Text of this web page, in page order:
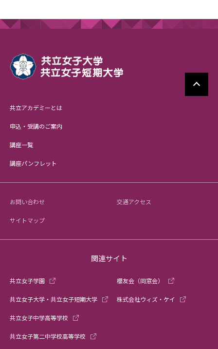
共立アカデミーとは
申込・受講のご案内
講座一覧
講座パンフレット
お問い合わせ 交通アクセス
サイトマップ
関連サイト
共立女子学園
共立女子大学・共立女子短期大学
共立女子中学高等学校
共立女子第二中学校高等学校
櫻友会（同窓会）
株式会社ウィズ・ケイ